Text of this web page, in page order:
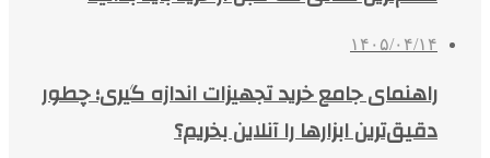
۱۴۰۵/۰۴/۱۴
راهنمای جامع خرید تجهیزات اندازه گیری؛ چطور
دقیق‌ترین ابزارها را آنلاین بخریم؟